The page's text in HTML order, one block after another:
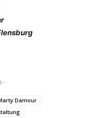
-
Damour